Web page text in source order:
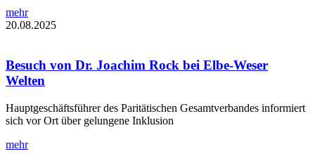
mehr
20.08.2025
Besuch von Dr. Joachim Rock bei Elbe-Weser
Welten
Hauptgeschäftsführer des Paritätischen Gesamtverbandes informiert
sich vor Ort über gelungene Inklusion
mehr